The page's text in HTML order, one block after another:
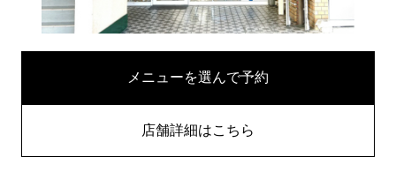
メニューを選んで予約
店舗詳細はこちら